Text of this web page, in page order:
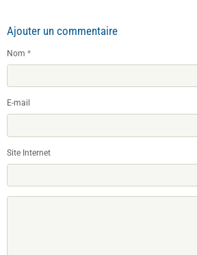
Ajouter un commentaire
Nom
E-mail
Site Internet